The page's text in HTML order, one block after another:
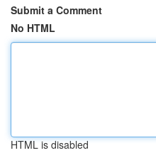
Submit a Comment
No HTML
HTML is disabled